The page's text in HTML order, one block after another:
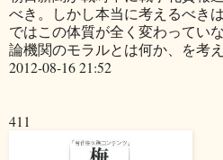
べき。しかし本当に考えるべき
ではこの体質が全く変わってい
論機関のモラルとは何か、を考
2012-08-16 21:52
411